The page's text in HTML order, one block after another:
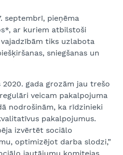
septembrī, pieņēma
ar kuriem atbilstoši
tiks uzlabota
sniegšanas un
gada grozām jau trešo
veicam pakalpojuma
nodrošinām, ka rīdzinieki
pakalpojumus.
izvērtēt sociālo
optimizējot darba slodzi,”